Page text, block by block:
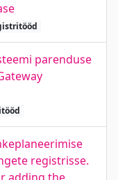
parenduse
registrisse.